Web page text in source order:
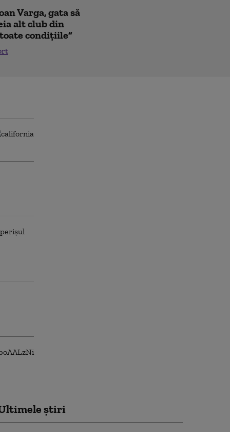
Varga, gata să
alt club din
condițiile”
știri